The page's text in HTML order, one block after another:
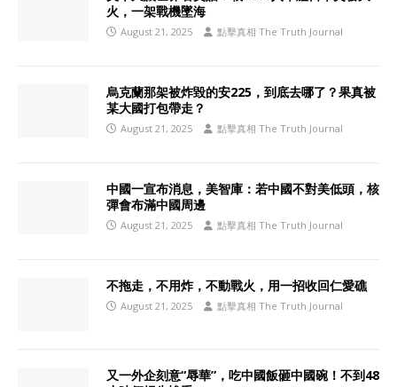
火，一架戰機墜海
August 21, 2025 點擊真相 The Truth Journal
烏克蘭那架被炸毀的安225，到底去哪了？果真被
某大國打包帶走？
August 21, 2025 點擊真相 The Truth Journal
中國一宣布消息，美智庫：若中國不對美低頭，核
彈會布滿中國周邊
August 21, 2025 點擊真相 The Truth Journal
不拖走，不用炸，不動戰火，用一招收回仁愛礁
August 21, 2025 點擊真相 The Truth Journal
又一外企刻意“辱華”，吃中國飯砸中國碗！不到48